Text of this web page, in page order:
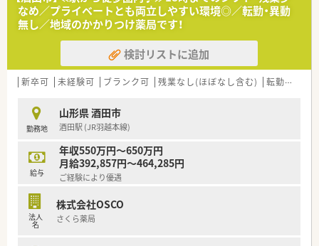
す。
≪企業紹介≫
2011年創業で、創業当初からいらっしゃる社員の方で構成され
ています。異動や転勤なく、平均勤続年数が10年とほぼ創業から
の期間と重なっています。地域のかかりつけ薬剤師としてご活
躍いただける方をお迎えしたいと考えています。庄内地区で5店
り、風通しの良さに繋がっています。代表も薬剤師として現場に
出ておりますので、現場のことをしっかり理解しているので安心
感もございます。積極的に出店をしていくスタイルではなく、地
域に根差した薬局経営を重視している企業様です。
≪薬局について≫
皮膚科のクリニックの門前です。1日あたり70枚ほど処方箋応需
おり、住宅地にある立地からもかかりつけ薬剤師としてご活躍い
ただくことも可能です。薬剤師1.5名体制、事務4名体制で運営し
なめ／プライベートとも両立しやすい環境◎／転勤・異動
無し／地域のかかりつけ薬局です！
検討リストに追加
新卒可 未経験可 ブランク可 残業なし(ほぼなし含む) 転勤なし
勤務地
山形県 酒田市
酒田駅 (JR羽越本線)
給与
年収550万円～650万円
月給392,857円～464,285円
ご経験により優遇
法人
名
株式会社OSCO
さくら薬局